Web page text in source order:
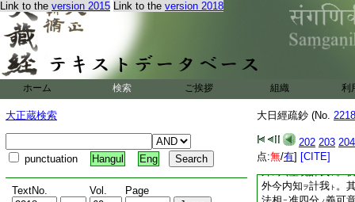
Link to the version 2015 Link to the version 2018
ホーム 検索 ご挨拶 組織 利
大正蔵検索
punctuation Hangul Eng
TextNo. Vol. Page
大日經疏鈔 (No.
202 203 204
点:無/有] [CITE]
能執所執ノ執
於義無相違也
經云。内知外知者
計。有計。風知爲
處 △亦是知者別名
總 先ノ明知者外道
二計 ト者已下ハ別釋
等者。是ヽ先ツ
外ノ六塵境計我ト。
外今内知 ヲ計我 ト 。